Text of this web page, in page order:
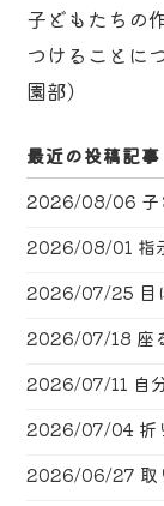
子どもたちの
つけることに
園部）
最近の投稿記事
2026/08/06
2026/08/01 指
2026/07/25 目
2026/07/18 座
2026/07/11 自
2026/07/04 折
2026/06/27 取